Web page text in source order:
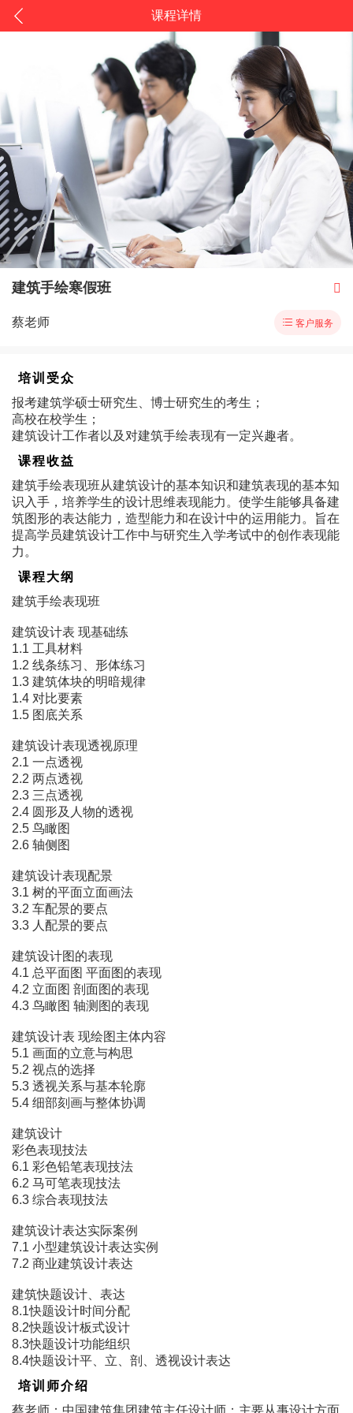
课程详情
建筑手绘寒假班 
蔡老师  客户服务
培训受众
报考建筑学硕士研究生、博士研究生的考生；
高校在校学生；
建筑设计工作者以及对建筑手绘表现有一定兴趣者。
课程收益
建筑手绘表现班从建筑设计的基本知识和建筑表现的基本知
识入手，培养学生的设计思维表现能力。使学生能够具备建
筑图形的表达能力，造型能力和在设计中的运用能力。旨在
提高学员建筑设计工作中与研究生入学考试中的创作表现能
力。
课程大纲
建筑手绘表现班
建筑设计表 现基础练
1.1 工具材料
1.2 线条练习、形体练习
1.3 建筑体块的明暗规律
1.4 对比要素
1.5 图底关系
建筑设计表现透视原理
2.1 一点透视
2.2 两点透视
2.3 三点透视
2.4 圆形及人物的透视
2.5 鸟瞰图
2.6 轴侧图
建筑设计表现配景
3.1 树的平面立面画法
3.2 车配景的要点
3.3 人配景的要点
建筑设计图的表现
4.1 总平面图 平面图的表现
4.2 立面图 剖面图的表现
4.3 鸟瞰图 轴测图的表现
建筑设计表 现绘图主体内容
5.1 画面的立意与构思
5.2 视点的选择
5.3 透视关系与基本轮廓
5.4 细部刻画与整体协调
建筑设计
彩色表现技法
6.1 彩色铅笔表现技法
6.2 马可笔表现技法
6.3 综合表现技法
建筑设计表达实际案例
7.1 小型建筑设计表达实例
7.2 商业建筑设计表达
建筑快题设计、表达
8.1快题设计时间分配
8.2快题设计板式设计
8.3快题设计功能组织
8.4快题设计平、立、剖、透视设计表达
培训师介绍
蔡老师：中国建筑集团建筑主任设计师；主要从事设计方面